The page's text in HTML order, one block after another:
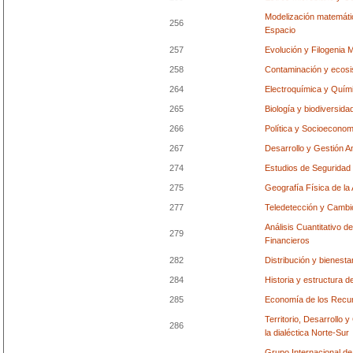
256
Modelización
Espacio
257 Evolución y Filogenia
258 Contaminación y
264 Electroquímica y
265 Biología y
266 Política y
267 Desarrollo y Gestión
274 Estudios de
275 Geografía Física de la
277 Teledetección y
279
Análisis Cuantitativo
Financieros
282 Distribución y
284 Historia y estructura
285 Economía de los
286
Territorio, Desarrollo
la dialéctica Norte-Sur